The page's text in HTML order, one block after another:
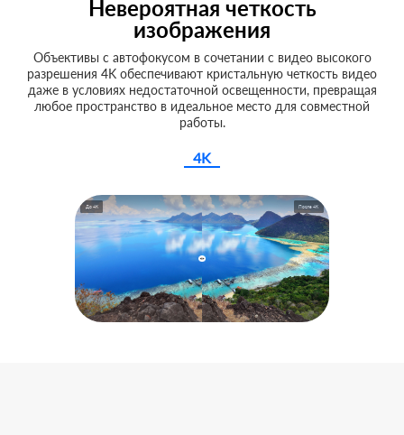
Невероятная четкость
изображения
Объективы с автофокусом в сочетании с видео высокого
разрешения 4K обеспечивают кристальную четкость видео
даже в условиях недостаточной освещенности, превращая
любое пространство в идеальное место для совместной
работы.
4K
До 4K После 4K